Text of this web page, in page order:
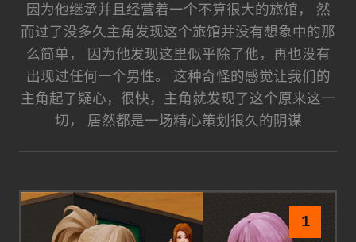
因为他继承并且经营着一个不算很大的旅馆， 然
而过了没多久主角发现这个旅馆并没有想象中的那
么简单， 因为他发现这里似乎除了他，再也没有
出现过任何一个男性。 这种奇怪的感觉让我们的
主角起了疑心，很快，主角就发现了这个原来这一
切， 居然都是一场精心策划很久的阴谋
1